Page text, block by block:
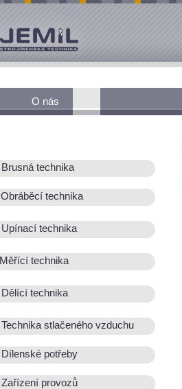
O nás
Brusná technika
Obráběcí technika
Upínací technika
Měřící technika
Dělící technika
Technika stlačeného vzduchu
Dílenské potřeby
Zařízení provozů